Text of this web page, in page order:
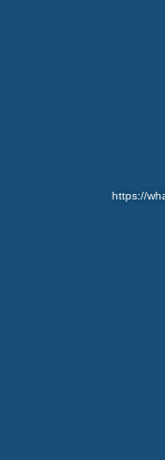
https://